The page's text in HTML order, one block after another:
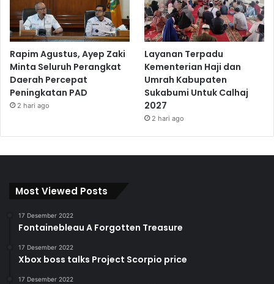
Rapim Agustus, Ayep Zaki
Minta Seluruh Perangkat
Daerah Percepat
Peningkatan PAD
2 hari ago
Layanan Terpadu
Kementerian Haji dan
Umrah Kabupaten
Sukabumi Untuk Calhaj
2027
2 hari ago
Most Viewed Posts
17 Desember 2022
Fontainebleau A Forgotten Treasure
17 Desember 2022
Xbox boss talks Project Scorpio price
17 Desember 2022